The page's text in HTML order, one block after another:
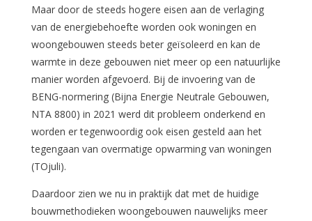
Maar door de steeds hogere eisen aan de verlaging
van de energiebehoefte worden ook woningen en
woongebouwen steeds beter geïsoleerd en kan de
warmte in deze gebouwen niet meer op een natuurlijke
manier worden afgevoerd. Bij de invoering van de
BENG-normering (Bijna Energie Neutrale Gebouwen,
NTA 8800) in 2021 werd dit probleem onderkend en
worden er tegenwoordig ook eisen gesteld aan het
tegengaan van overmatige opwarming van woningen
(TOjuli).
Daardoor zien we nu in praktijk dat met de huidige
bouwmethodieken woongebouwen nauwelijks meer